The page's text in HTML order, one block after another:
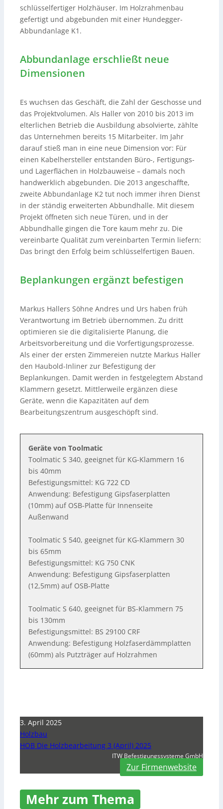
schlüsselfertiger Holzhäuser. Im Holzrahmenbau
gefertigt und abgebunden mit einer Hundegger-
Abbundanlage K1.
Abbundanlage erschließt neue
Dimensionen
Es wuchsen das Geschäft, die Zahl der Geschosse und
das Projektvolumen. Als Haller von 2010 bis 2013 im
elterlichen Betrieb die Ausbildung absolvierte, zählte
das Unternehmen bereits 15 Mitarbeiter. Im Jahr
darauf stieß man in eine neue Dimension vor: Für
einen Kabelhersteller entstanden Büro-, Fertigungs-
und Lagerflächen in Holzbauweise – damals noch
handwerklich abgebunden. Die 2013 angeschaffte,
zweite Abbundanlage K2 tut noch immer ihren Dienst
in der ständig erweiterten Abbundhalle. Mit diesem
Projekt öffneten sich neue Türen, und in der
Abbundhalle gingen die Tore kaum mehr zu. Die
vereinbarte Qualität zum vereinbarten Termin liefern:
Das bringt den Erfolg beim schlüsselfertigen Bauen.
Beplankungen ergänzt befestigen
Markus Hallers Söhne Andres und Urs haben früh
Verantwortung im Betrieb übernommen. Zu dritt
optimieren sie die digitalisierte Planung, die
Arbeitsvorbereitung und die Vorfertigungsprozesse.
Als einer der ersten Zimmereien nutzte Markus Haller
den Haubold-Inliner zur Befestigung der
Beplankungen. Damit werden in festgelegtem Abstand
Klammern gesetzt. Mittlerweile ergänzen diese
Geräte, wenn die Kapazitäten auf dem
Bearbeitungszentrum ausgeschöpft sind.
Geräte von Toolmatic
Toolmatic S 340, geeignet für KG-Klammern 16
bis 40mm
Befestigungsmittel: KG 722 CD
Anwendung: Befestigung Gipsfaserplatten
(10mm) auf OSB-Platte für Innenseite
Außenwand
Toolmatic S 540, geeignet für KG-Klammern 30
bis 65mm
Befestigungsmittel: KG 750 CNK
Anwendung: Befestigung Gipsfaserplatten
(12,5mm) auf OSB-Platte
Toolmatic S 640, geeignet für BS-Klammern 75
bis 130mm
Befestigungsmittel: BS 29100 CRF
Anwendung: Befestigung Holzfaserdämmplatten
(60mm) als Putzträger auf Holzrahmen
3. April 2025
Holzbau
HOB Die Holzbearbeitung 3 (April) 2025
ITW Befestigungssysteme GmbH
Zur Firmenwebsite
Mehr zum Thema